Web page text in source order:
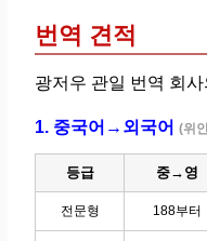
번역 견적
광저우 관일 번역 회
1. 중국어→외국어 (위
등급 중→영
전문형 188부터